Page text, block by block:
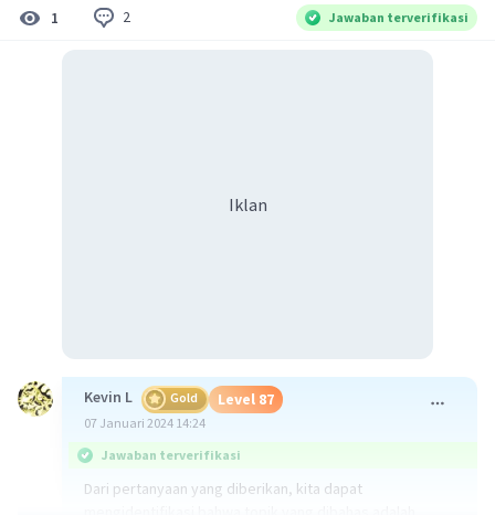
1 2 Jawaban terverifikasi
Iklan
Kevin L Gold Level 87
07 Januari 2024 14:24
Jawaban terverifikasi
Dari pertanyaan yang diberikan, kita dapat